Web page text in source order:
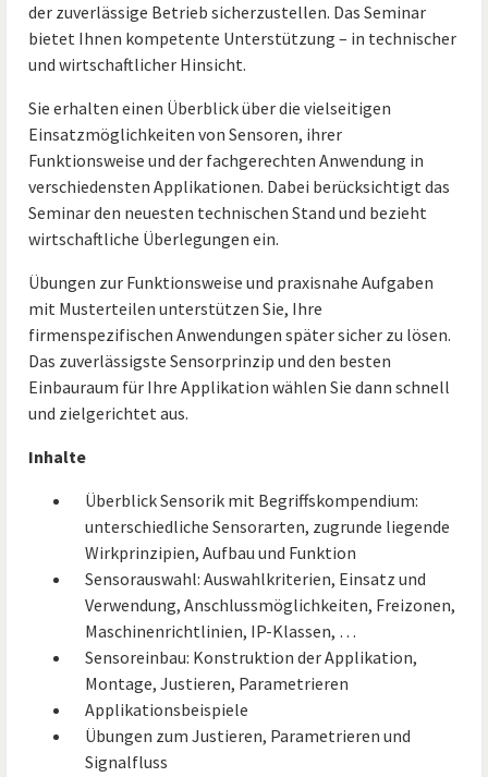
der zuverlässige Betrieb sicherzustellen. Das Seminar
bietet Ihnen kompetente Unterstützung – in technischer
und wirtschaftlicher Hinsicht.
Sie erhalten einen Überblick über die vielseitigen
Einsatzmöglichkeiten von Sensoren, ihrer
Funktionsweise und der fachgerechten Anwendung in
verschiedensten Applikationen. Dabei berücksichtigt das
Seminar den neuesten technischen Stand und bezieht
wirtschaftliche Überlegungen ein.
Übungen zur Funktionsweise und praxisnahe Aufgaben
mit Musterteilen unterstützen Sie, Ihre
firmenspezifischen Anwendungen später sicher zu lösen.
Das zuverlässigste Sensorprinzip und den besten
Einbauraum für Ihre Applikation wählen Sie dann schnell
und zielgerichtet aus.
Inhalte
Überblick Sensorik mit Begriffskompendium:
unterschiedliche Sensorarten, zugrunde liegende
Wirkprinzipien, Aufbau und Funktion
Sensorauswahl: Auswahlkriterien, Einsatz und
Verwendung, Anschlussmöglichkeiten, Freizonen,
Maschinenrichtlinien, IP-Klassen, …
Sensoreinbau: Konstruktion der Applikation,
Montage, Justieren, Parametrieren
Applikationsbeispiele
Übungen zum Justieren, Parametrieren und
Signalfluss